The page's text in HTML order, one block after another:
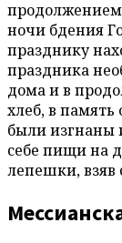
ночи бдения
празднику
праздника
дома и в
хлеб, в память
были изгнаны
себе пищи на
лепешки, взяв